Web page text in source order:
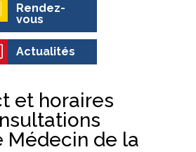
Rendez-
vous
Actualités
et horaires
Médecin de la